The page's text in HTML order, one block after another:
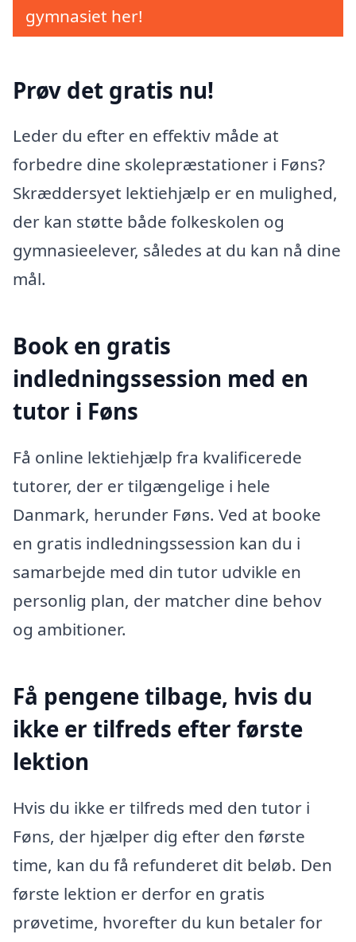
gymnasiet her!
Prøv det gratis nu!
Leder du efter en effektiv måde at
forbedre dine skolepræstationer i Føns?
Skræddersyet lektiehjælp er en mulighed,
der kan støtte både folkeskolen og
gymnasieelever, således at du kan nå dine
mål.
Book en gratis
indledningssession med en
tutor i Føns
Få online lektiehjælp fra kvalificerede
tutorer, der er tilgængelige i hele
Danmark, herunder Føns. Ved at booke
en gratis indledningssession kan du i
samarbejde med din tutor udvikle en
personlig plan, der matcher dine behov
og ambitioner.
Få pengene tilbage, hvis du
ikke er tilfreds efter første
lektion
Hvis du ikke er tilfreds med den tutor i
Føns, der hjælper dig efter den første
time, kan du få refunderet dit beløb. Den
første lektion er derfor en gratis
prøvetime, hvorefter du kun betaler for